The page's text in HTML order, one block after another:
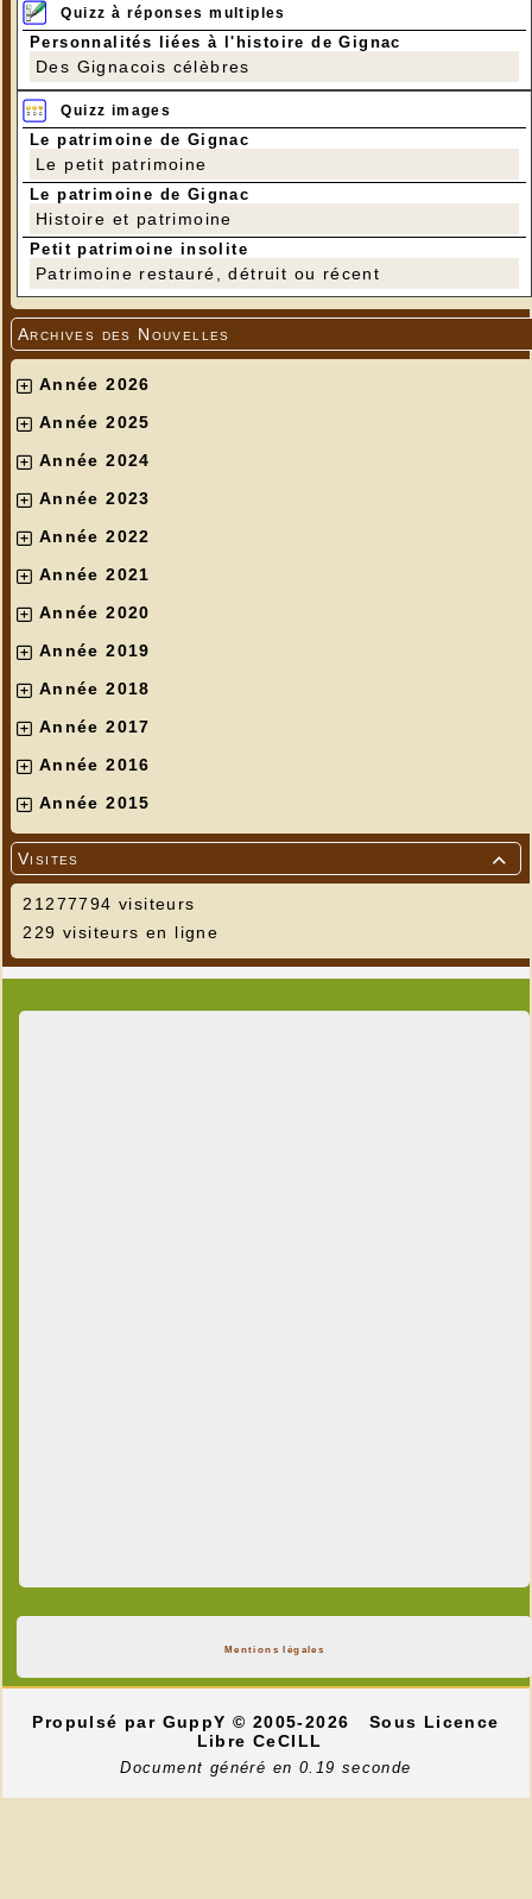
Quizz à réponses multiples
Personnalités liées à l'histoire de Gignac
Des Gignacois célèbres
Quizz images
Le patrimoine de Gignac
Le petit patrimoine
Le patrimoine de Gignac
Histoire et patrimoine
Petit patrimoine insolite
Patrimoine restauré, détruit ou récent
Archives des Nouvelles
Année 2026
Année 2025
Année 2024
Année 2023
Année 2022
Année 2021
Année 2020
Année 2019
Année 2018
Année 2017
Année 2016
Année 2015

Visites
21277794 visiteurs
229 visiteurs en ligne
Mentions légales
Propulsé par GuppY© 2005-2026
Sous Licence
Libre CeCILL
Document généré en 0.19 seconde